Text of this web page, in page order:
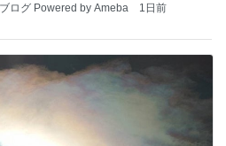
ログ Powered by Ameba 1日前